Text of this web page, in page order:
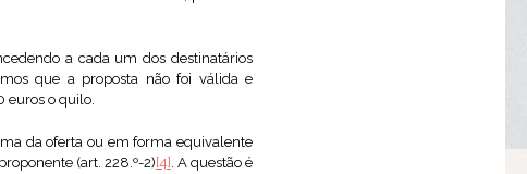
a cada um dos destinatários
que a proposta não foi válida e
euros o quilo.
da oferta ou em forma equivalente
(art. 228.º-2) [4] . A questão é